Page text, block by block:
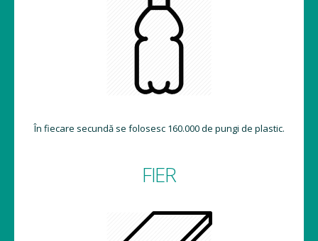
În fiecare secundă se folosesc 160.000 de pungi de plastic.
FIER